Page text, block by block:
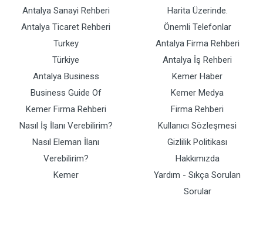
Antalya Sanayi Rehberi
Antalya Ticaret Rehberi
Turkey
Türkiye
Antalya Business
Business Guide Of
Kemer Firma Rehberi
Nasıl İş İlanı Verebilirim?
Nasıl Eleman İlanı
Verebilirim?
Kemer
Harita Üzerinde.
Önemli Telefonlar
Antalya Firma Rehberi
Antalya İş Rehberi
Kemer Haber
Kemer Medya
Firma Rehberi
Kullanıcı Sözleşmesi
Gizlilik Politikası
Hakkımızda
Yardım - Sıkça Sorulan
Sorular